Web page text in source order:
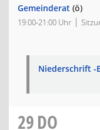
Gemeinderat (ö)
19:00-21:00 Uhr
Niederschrift -
29DO